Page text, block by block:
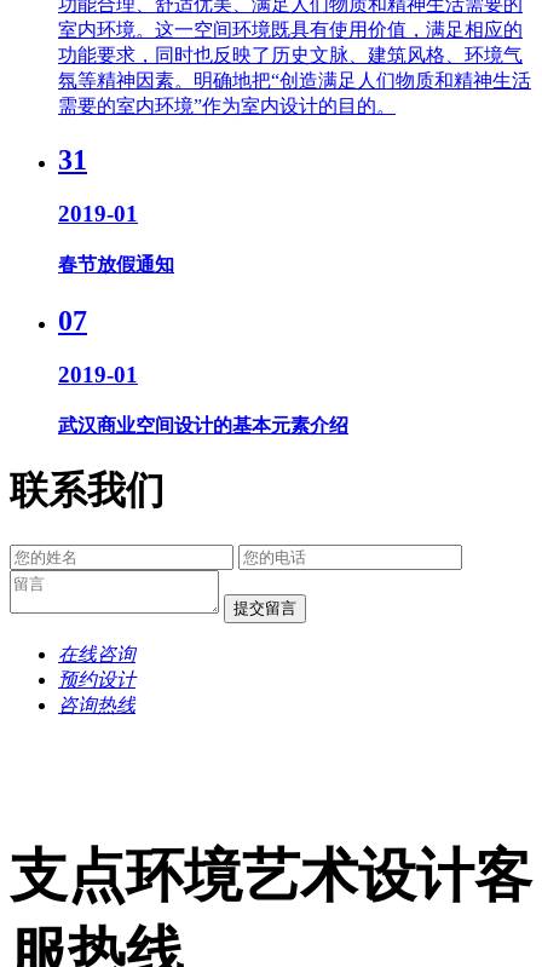
功能合理、舒适优美、满足人们物质和精神生活需要的
室内环境。这一空间环境既具有使用价值，满足相应的
功能要求，同时也反映了历史文脉、建筑风格、环境气
氛等精神因素。明确地把“创造满足人们物质和精神生活
需要的室内环境”作为室内设计的目的。
31
2019-01
春节放假通知
07
2019-01
武汉商业空间设计的基本元素介绍
联系我们
提交留言
在线咨询
预约设计
咨询热线
支点环境艺术设计客
服热线